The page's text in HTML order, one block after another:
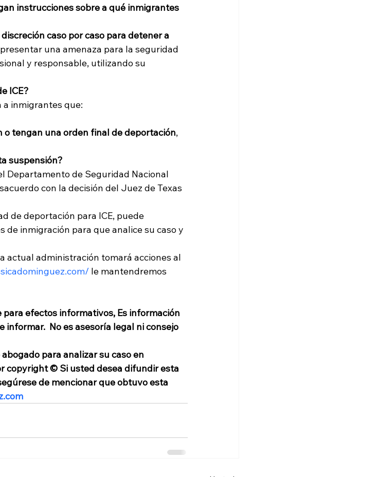
instrucciones sobre a qué inmigrantes
caso por caso para detener a
una amenaza para la seguridad
y responsable, utilizando su
ICE?
a inmigrantes que:
o tengan una orden final de deportación,
suspensión?
Departamento de Seguridad Nacional
con la decisión del Juez de Texas
de deportación para ICE, puede
inmigración para que analice su caso y
actual administración tomará acciones al
le mantendremos
efectos informativos, Es información
No es asesoría legal ni consejo
para analizar su caso en
copyright © Si usted desea difundir esta
de mencionar que obtuvo esta